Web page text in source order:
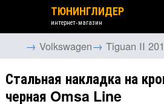
ТЮНИНГЛИДЕР
интернет-магазин
→ Volkswagen→ Tiguan II
Стальная накладка на
черная Omsa Line